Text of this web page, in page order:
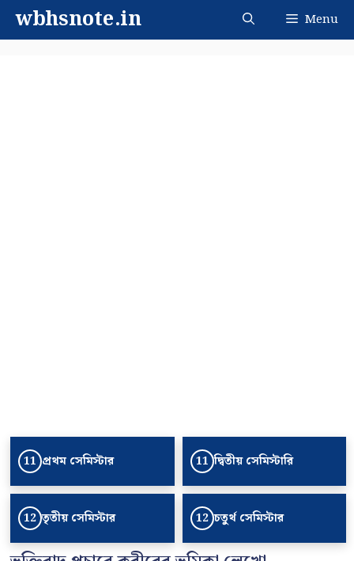
Skipwbhsnote.in Menu
11 প্রথম সেমিস্টার 11 দ্বিতীয় সেমিস্টারি
12 তৃতীয় সেমিস্টার 12 চতুর্থ সেমিস্টার